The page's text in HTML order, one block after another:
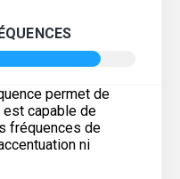
permet de
capable de
fréquences de
ni